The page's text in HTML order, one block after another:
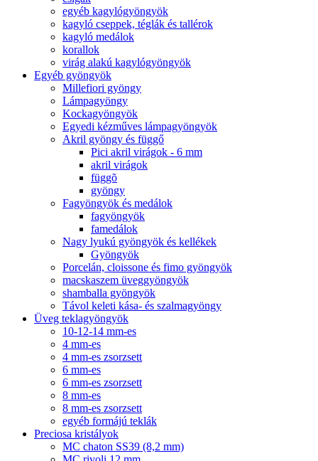
egyéb kagylógyöngyök
kagyló cseppek, téglák és tallérok
kagyló medálok
korallok
virág alakú kagylógyöngyök
Egyéb gyöngyök
Millefiori gyöngy
Lámpagyöngy
Kockagyöngyök
Egyedi kézműves lámpagyöngyök
Akril gyöngy és függő
Pici akril virágok - 6 mm
akril virágok
függõ
gyöngy
Fagyöngyök és medálok
fagyöngyök
famedálok
Nagy lyukú gyöngyök és kellékek
Gyöngyök
Porcelán, cloissone és fimo gyöngyök
macskaszem üveggyöngyök
shamballa gyöngyök
Távol keleti kása- és szalmagyöngy
Üveg teklagyöngyök
10-12-14 mm-es
4 mm-es
4 mm-es zsorzsett
6 mm-es
6 mm-es zsorzsett
8 mm-es
8 mm-es zsorzsett
egyéb formájú teklák
Preciosa kristályok
MC chaton SS39 (8,2 mm)